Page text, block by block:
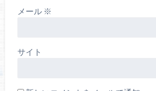
メール ※
サイト